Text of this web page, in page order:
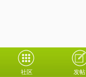
社区 发帖